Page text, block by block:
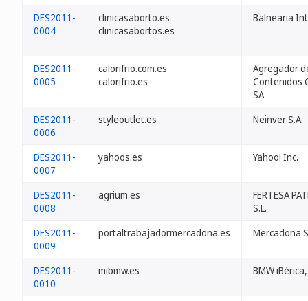
DES2011-
0004
clinicasaborto.es
clinicasabortos.es
Balnearia
DES2011-
0005
calorifrio.com.es
calorifrio.es
Agregador
Contenidos
SA
DES2011-
0006
styleoutlet.es Neinver S.A.
DES2011-
0007
yahoos.es Yahoo! Inc.
DES2011-
0008
agrium.es
FERTESA
S.L.
DES2011-
0009
portaltrabajadormercadona.es Mercadona
DES2011-
0010
mibmw.es BMW